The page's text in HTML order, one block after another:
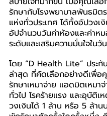
รักษากับโรงพยาบาลพันธมิตร
แห่งทั่วประเทศ ได้ทั้งอัปวงเ
อัปจำนวนวันค่าห้องและค่าห
ระดับและเสริมความมั่นใจในวั
โดย “D Health Lite” ประกั
ล่าสุด ที่คัดเลือกอย่างดีเพื่
รักษาเหมาจ่าย แอดมิตเหมา
ทั่วไป โรคร้ายแรง และอุบัติเ
วงเงินได้ 1 ล้าน หรือ 5 ล้าน